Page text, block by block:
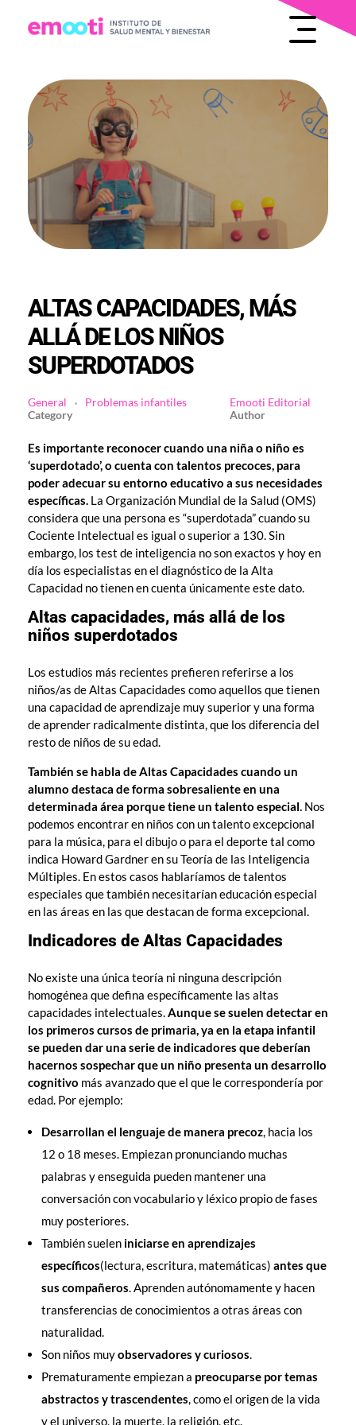
ALTAS CAPACIDADES, MÁS
ALLÁ DE LOS NIÑOS
SUPERDOTADOS
Emooti Editorial
General Problemas infantiles
Es importante reconocer cuando una niña o niño es
‘superdotado’, o cuenta con talentos precoces, para
poder adecuar su entorno educativo a sus necesidades
específicas. La Organización Mundial de la Salud (OMS)
considera que una persona es “superdotada” cuando su
Cociente Intelectual es igual o superior a 130. Sin
embargo, los test de inteligencia no son exactos y hoy en
día los especialistas en el diagnóstico de la Alta
Capacidad no tienen en cuenta únicamente este dato.
Altas capacidades, más allá de los
niños superdotados
Los estudios más recientes prefieren referirse a los
niños/as de Altas Capacidades como aquellos que tienen
una capacidad de aprendizaje muy superior y una forma
de aprender radicalmente distinta, que los diferencia del
resto de niños de su edad.
También se habla de Altas Capacidades cuando un
alumno destaca de forma sobresaliente en una
determinada área porque tiene un talento especial. Nos
podemos encontrar en niños con un talento excepcional
para la música, para el dibujo o para el deporte tal como
indica Howard Gardner en su Teoría de las Inteligencia
Múltiples. En estos casos hablaríamos de talentos
especiales que también necesitarían educación especial
en las áreas en las que destacan de forma excepcional.
Indicadores de Altas Capacidades
No existe una única teoría ni ninguna descripción
homogénea que defina específicamente las altas
capacidades intelectuales.Aunque se suelen detectar en
los primeros cursos de primaria, ya en la etapa infantil
se pueden dar una serie de indicadores que deberían
hacernos sospechar que un niño presenta un desarrollo
cognitivo más avanzado que el que le correspondería por
edad. Por ejemplo:
Desarrollan el lenguaje de manera precoz, hacia los
12 o 18 meses. Empiezan pronunciando muchas
palabras y enseguida pueden mantener una
conversación con vocabulario y léxico propio de fases
muy posteriores.
También suelen iniciarse en aprendizajes
específicos(lectura, escritura, matemáticas) antes que
sus compañeros. Aprenden autónomamente y hacen
transferencias de conocimientos a otras áreas con
naturalidad.
Son niños muyobservadores y curiosos.
Prematuramente empiezan a preocuparse por temas
abstractos y trascendentes, como el origen de la vida
y el universo, la muerte, la religión, etc.